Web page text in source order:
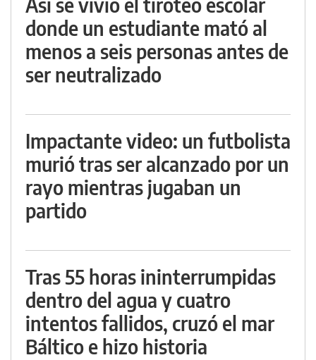
donde un estudiante mató al
menos a seis personas antes de
ser neutralizado
Impactante video: un futbolista
murió tras ser alcanzado por un
rayo mientras jugaban un
partido
Tras 55 horas ininterrumpidas
dentro del agua y cuatro
intentos fallidos, cruzó el mar
Báltico e hizo historia